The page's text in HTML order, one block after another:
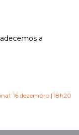
a
16 dezembro | 18h20